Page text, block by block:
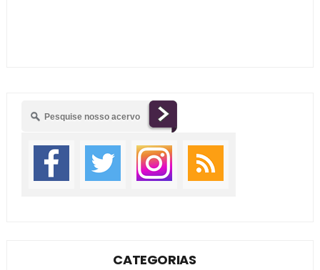
CATEGORIAS